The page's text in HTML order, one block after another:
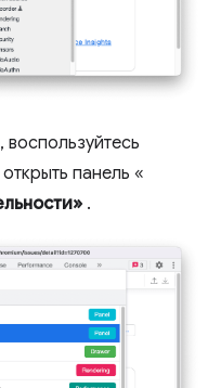
воспользуйтесь
панель «
.